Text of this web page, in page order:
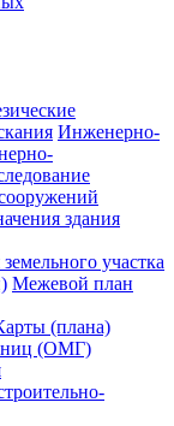
Инженерно-
здания
участка
Межевой план
(плана)
(ОМГ)